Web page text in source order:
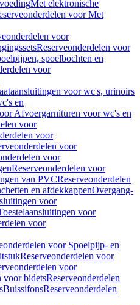
Met elektronische
voor Met
voor
Reserveonderdelen voor
spoelbochten en
voor
voor wc's, urinoirs
en
Afvoergarnituren voor wc's en
voor
voor
voor
voor
Reserveonderdelen voor
van PVCReserveonderdelen
en afdekkappenOvergang-
voor
voor
voor
voor Spoelpijp- en
Reserveonderdelen voor
voor
voor bidetsReserveonderdelen
BuissifonsReserveonderdelen